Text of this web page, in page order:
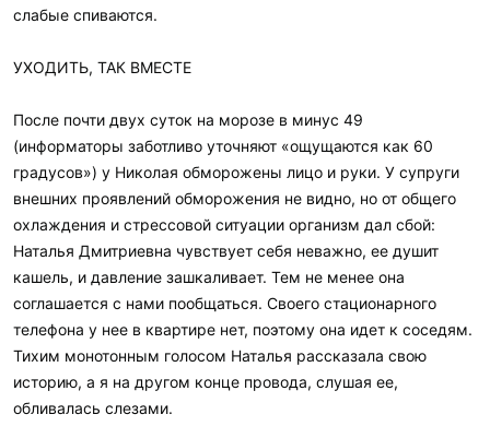
слабые спиваются.
УХОДИТЬ, ТАК ВМЕСТЕ
После почти двух суток на морозе в минус 49
(информаторы заботливо уточняют «ощущаются как 60
градусов») у Николая обморожены лицо и руки. У супруги
внешних проявлений обморожения не видно, но от общего
охлаждения и стрессовой ситуации организм дал сбой:
Наталья Дмитриевна чувствует себя неважно, ее душит
кашель, и давление зашкаливает. Тем не менее она
соглашается с нами пообщаться. Своего стационарного
телефона у нее в квартире нет, поэтому она идет к соседям.
Тихим монотонным голосом Наталья рассказала свою
историю, а я на другом конце провода, слушая ее,
обливалась слезами.